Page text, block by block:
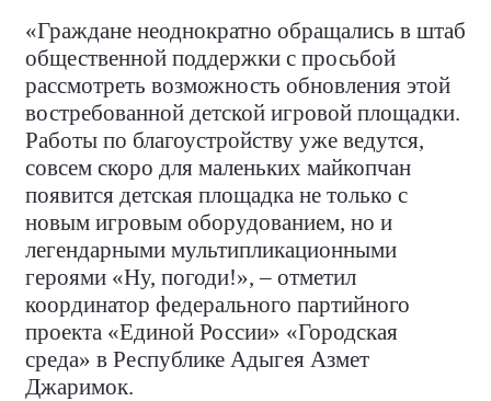
«Граждане неоднократно обращались в штаб
общественной поддержки с просьбой
рассмотреть возможность обновления этой
востребованной детской игровой площадки.
Работы по благоустройству уже ведутся,
совсем скоро для маленьких майкопчан
появится детская площадка не только с
новым игровым оборудованием, но и
легендарными мультипликационными
героями «Ну, погоди!», – отметил
координатор федерального партийного
проекта «Единой России» «Городская
среда» в Республике Адыгея Азмет
Джаримок.